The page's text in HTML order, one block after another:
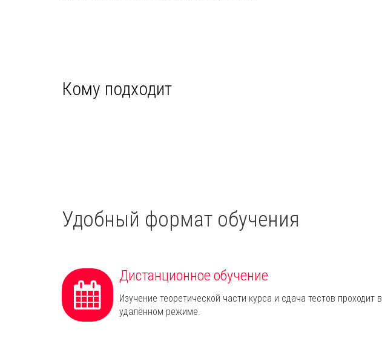
Кому подходит
Удобный формат обучения
Дистанционное обучение
Изучение теоретической части курса и сдача тестов проходит в
удалённом режиме.